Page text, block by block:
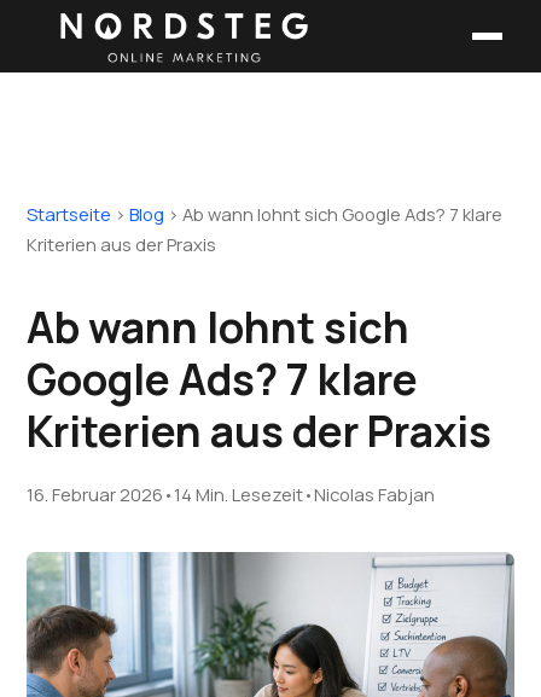
Startseite › Blog › Ab wann lohnt sich Google Ads? 7 klare
Kriterien aus der Praxis
Ab wann lohnt sich
Google Ads? 7 klare
Kriterien aus der Praxis
16. Februar 2026 • 14 Min. Lesezeit•Nicolas Fabjan